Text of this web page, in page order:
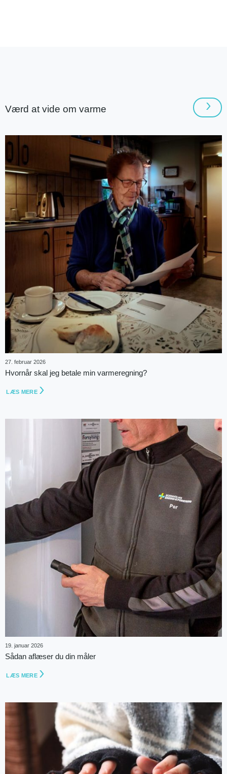
Værd at vide om varme
27. februar 2026
Hvornår skal jeg betale min varmeregning?
LÆS MERE
19. januar 2026
Sådan aflæser du din måler
LÆS MERE